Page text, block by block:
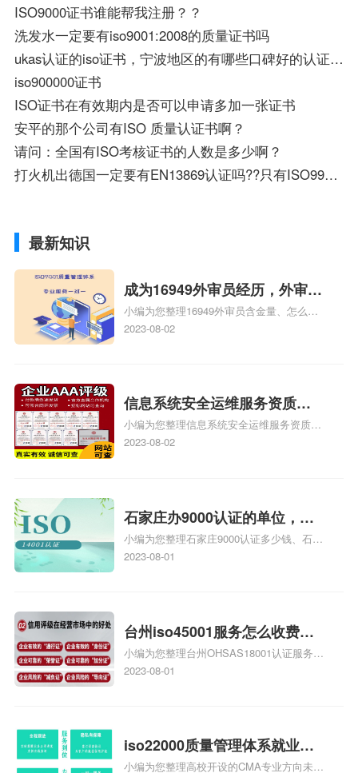
ISO9000证书谁能帮我注册？？
洗发水一定要有iso9001:2008的质量证书吗
ukas认证的iso证书，宁波地区的有哪些口碑好的认证公司可以做？
iso900000证书
ISO证书在有效期内是否可以申请多加一张证书
安平的那个公司有ISO 质量认证书啊？
请问：全国有ISO考核证书的人数是多少啊？
打火机出德国一定要有EN13869认证吗??只有ISO9994可以吗??EN13869证书是怎么样的?
最新知识
成为16949外审员经历，外审员
16949
小编为您整理16949外审员含金量、怎么才
能成为注册的TS16949:2009的外审员、我
2023-08-02
信息系统安全运维服务资质二
级费用，信息系统安全运维服
务资质二级
小编为您整理信息系统安全运维服务资质认
证证书机构有哪些、安全运维服务资质的费
体系认证知识，详情可查看下方正文！
2023-08-02
石家庄办9000认证的单位，石
家庄9000认证的公司
小编为您整理石家庄9000认证多少钱、石家
庄9000认证价格多少钱、石家庄9000认证
2023-08-01
台州iso45001服务怎么收费，
台州iso45001认证服务怎么收
费
小编为您整理台州OHSAS18001认证服务中
心哪家收费便宜、台州ISO9000认证，哪个
标准是什么相关iso体系认证知识，详情可
查看下方正文！
2023-08-01
iso22000质量管理体系就业方
小编为您整理高校开设的CMA专业方向未来